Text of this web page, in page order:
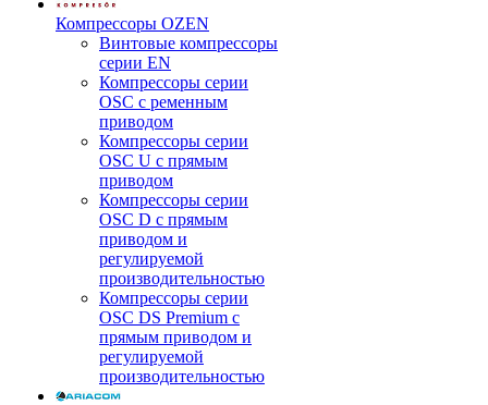
Компрессоры OZEN
Винтовые компрессоры
серии EN
Компрессоры серии
OSC с ременным
приводом
Компрессоры серии
OSC U с прямым
приводом
Компрессоры серии
OSC D с прямым
приводом и
регулируемой
производительностью
Компрессоры серии
OSC DS Premium с
прямым приводом и
регулируемой
производительностью